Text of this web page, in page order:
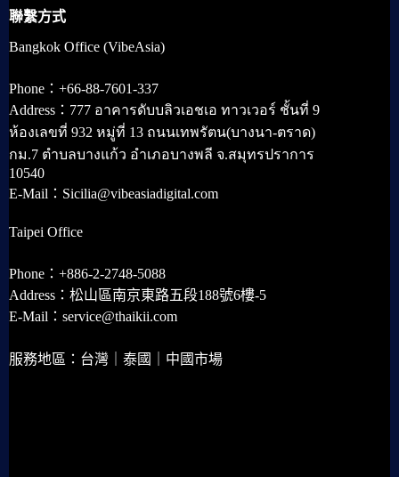
聯繫方式
Bangkok Office (VibeAsia)
Phone：+66-88-7601-337
Address：777 อาคารดับบลิวเอชเอ ทาวเวอร์ ชั้นที่ 9
ห้องเลขที่ 932 หมู่ที่ 13 ถนนเทพรัตน(บางนา-ตราด)
กม.7 ตำบลบางแก้ว อำเภอบางพลี จ.สมุทรปราการ
10540
E-Mail：Sicilia@vibeasiadigital.com
Taipei Office
Phone：+886-2-2748-5088
Address：松山區南京東路五段188號6樓-5
E-Mail：service@thaikii.com
服務地區：台灣｜泰國｜中國市場